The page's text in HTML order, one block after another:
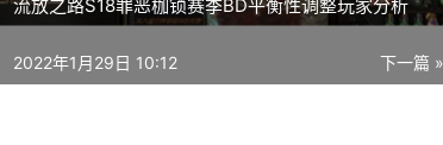
流放之路S18罪恶枷锁赛季BD平衡性调整玩家分析
下一篇 »
2022年1月29日 10:12